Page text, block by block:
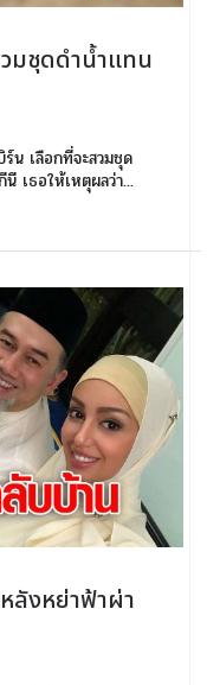
มชุดดำน้ำแทน
น เลือกที่จะสวมชุด
เธอให้เหตุผลว่า...
ลังหย่าฟ้าผ่า